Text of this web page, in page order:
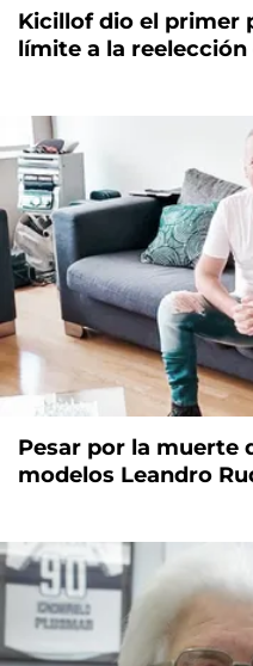
Kicillof dio el primer
límite a la
Pesar por la muerte
modelos Leandro